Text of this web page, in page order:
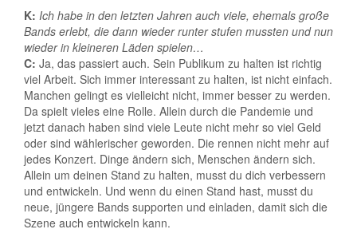
K: Ich habe in den letzten Jahren auch viele, ehemals große
Bands erlebt, die dann wieder runter stufen mussten und nun
wieder in kleineren Läden spielen…
C: Ja, das passiert auch. Sein Publikum zu halten ist richtig
viel Arbeit. Sich immer interessant zu halten, ist nicht einfach.
Manchen gelingt es vielleicht nicht, immer besser zu werden.
Da spielt vieles eine Rolle. Allein durch die Pandemie und
jetzt danach haben sind viele Leute nicht mehr so viel Geld
oder sind wählerischer geworden. Die rennen nicht mehr auf
jedes Konzert. Dinge ändern sich, Menschen ändern sich.
Allein um deinen Stand zu halten, musst du dich verbessern
und entwickeln. Und wenn du einen Stand hast, musst du
neue, jüngere Bands supporten und einladen, damit sich die
Szene auch entwickeln kann.